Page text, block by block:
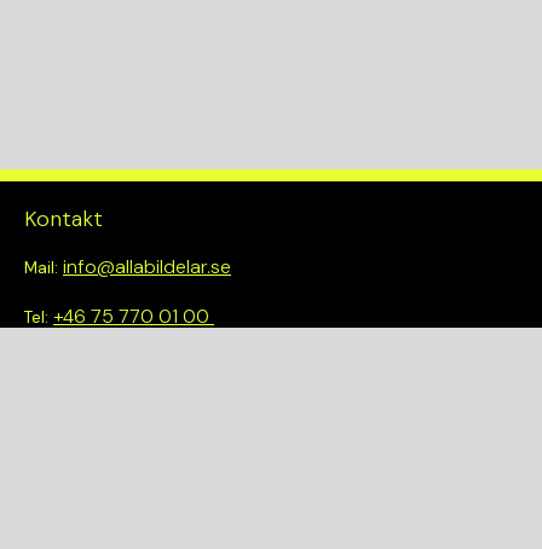
Kontakt
Mail: info@allabildelar.se
Tel: +46 75 770 01 00